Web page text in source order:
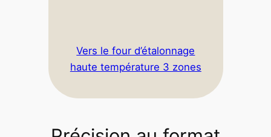
Vers le four d’étalonnage
haute température 3 zones